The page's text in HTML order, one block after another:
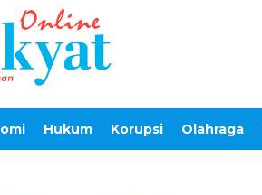
Hukum Korupsi Olahraga